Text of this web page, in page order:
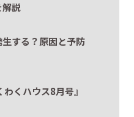
解説
する？原因と予防
くハウス8月号』